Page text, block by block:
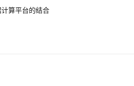
算平台的结合